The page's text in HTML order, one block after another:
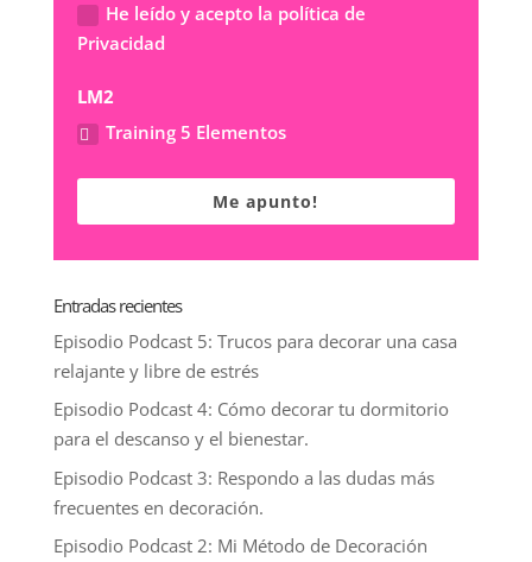
He leído y acepto la política de
Privacidad
LM2
Training 5 Elementos
Me apunto!
Entradas recientes
Episodio Podcast 5: Trucos para decorar una casa
relajante y libre de estrés
Episodio Podcast 4: Cómo decorar tu dormitorio
para el descanso y el bienestar.
Episodio Podcast 3: Respondo a las dudas más
frecuentes en decoración.
Episodio Podcast 2: Mi Método de Decoración